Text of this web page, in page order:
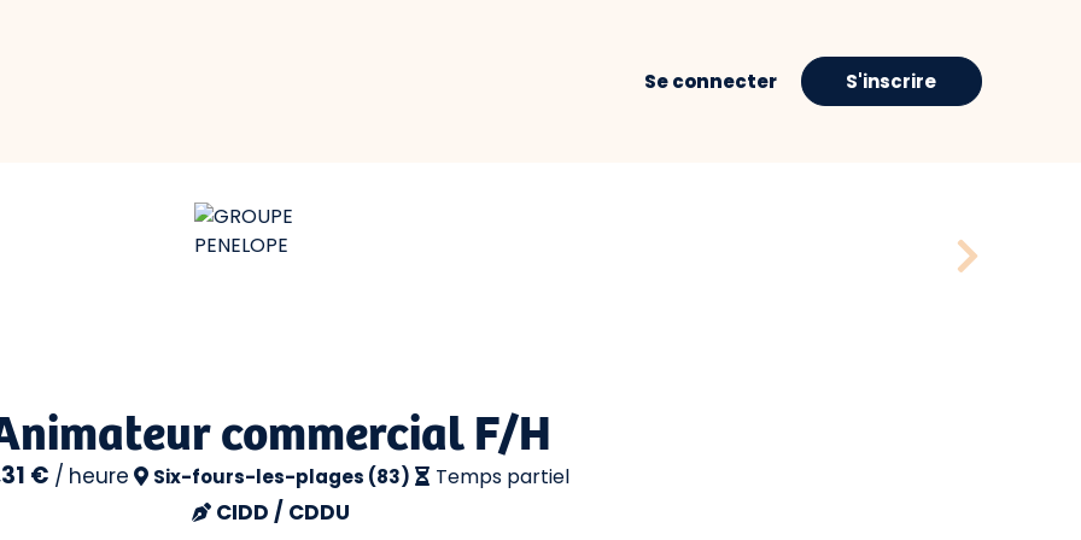
Se connecter S'inscrire
commercial F/H
€ / heure Six-fours-les-plages (83) Temps partiel
CIDD / CDDU